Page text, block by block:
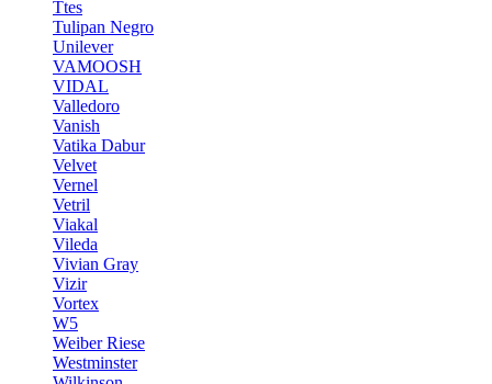
Ttes
Tulipan Negro
Unilever
VAMOOSH
VIDAL
Valledoro
Vanish
Vatika Dabur
Velvet
Vernel
Vetril
Viakal
Vileda
Vivian Gray
Vizir
Vortex
W5
Weiber Riese
Westminster